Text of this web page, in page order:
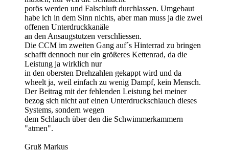
porös werden und Falschluft durchlassen. Umgebaut
habe ich in dem Sinn nichts, aber man muss ja die zwei
offenen Unterdruckkanäle
an den Ansaugstutzen verschliessen.
Die CCM im zweiten Gang auf´s Hinterrad zu bringen
schafft dennoch nur ein größeres Kettenrad, da die
Leistung ja wirklich nur
in den obersten Drehzahlen gekappt wird und da
wheelt ja, weil einfach zu wenig Dampf, kein Mensch.
Der Beitrag mit der fehlenden Leistung bei meiner
bezog sich nicht auf einen Unterdruckschlauch dieses
Systems, sondern wegen
dem Schlauch über den die Schwimmerkammern
"atmen".
Gruß Markus